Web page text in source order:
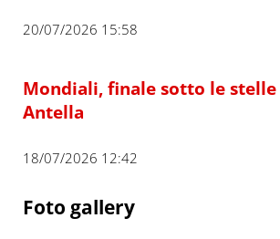
20/07/2026 15:58
Mondiali, finale sotto le stelle
Antella
18/07/2026 12:42
Foto gallery